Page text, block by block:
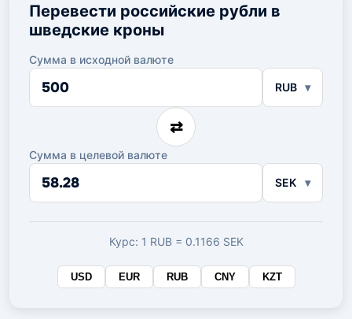
Перевести российские рубли в
шведские кроны
Сумма в исходной валюте
Сумма
исходной
RUB
⇄
Сумма в целевой валюте
Сумма
целевой
валюте
SEK
Курс: 1 RUB = 0.1166 SEK
USD EUR RUB CNY KZT